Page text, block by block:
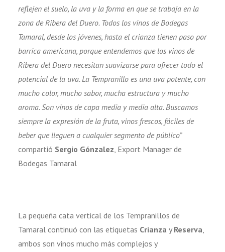
reflejen el suelo, la uva y la forma en que se trabaja en la
zona de Ribera del Duero. Todos los vinos de Bodegas
Tamaral, desde los jóvenes, hasta el crianza tienen paso por
barrica americana, porque entendemos que los vinos de
Ribera del Duero necesitan suavizarse para ofrecer todo el
potencial de la uva. La Tempranillo es una uva potente, con
mucho color, mucho sabor, mucha estructura y mucho
aroma. Son vinos de capa media y media alta. Buscamos
siempre la expresión de la fruta, vinos frescos, fáciles de
beber que lleguen a cualquier segmento de público”
compartió Sergio Gónzalez, Export Manager de
Bodegas Tamaral
La pequeña cata vertical de los Tempranillos de
Tamaral continuó con las etiquetas Crianza y Reserva,
ambos son vinos mucho más complejos y